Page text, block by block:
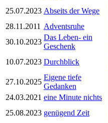
25.07.2023 Abseits der Wege
28.11.2011 Adventsruhe
30.10.2023
Das Leben- ein
Geschenk
10.07.2023 Durchblick
27.10.2025
Eigene tiefe
Gedanken
24.03.2021 eine Minute nichts
25.08.2023 genügend Zeit